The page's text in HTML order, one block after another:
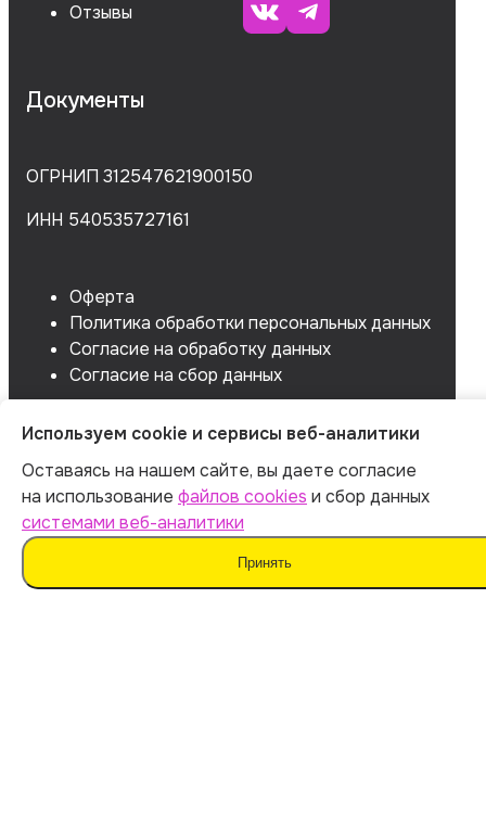
Отзывы
Документы
ОГРНИП 312547621900150
ИНН 540535727161
Оферта
Политика обработки персональных данных
Согласие на обработку данных
Согласие на сбор данных
Используем cookie и сервисы веб-аналитики
Оставаясь на нашем сайте, вы даете согласие
на использование файлов cookies и сбор данных
системами веб-аналитики
Принять